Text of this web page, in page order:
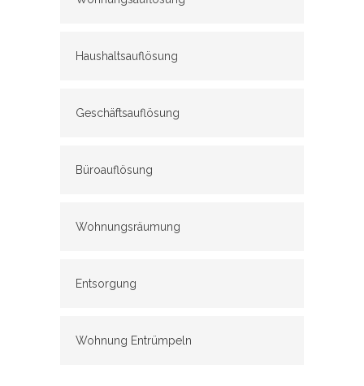
Haushaltsauflösung
Geschäftsauflösung
Büroauflösung
Wohnungsräumung
Entsorgung
Wohnung Entrümpeln